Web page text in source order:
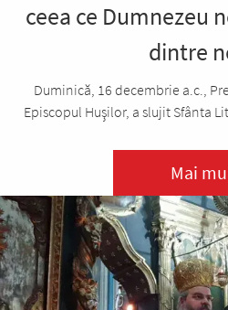
ceea ce Dumnezeu
dintre
Duminică, 16 decembrie a.c.,
Episcopul Huşilor, a slujit Sfânta
Mai